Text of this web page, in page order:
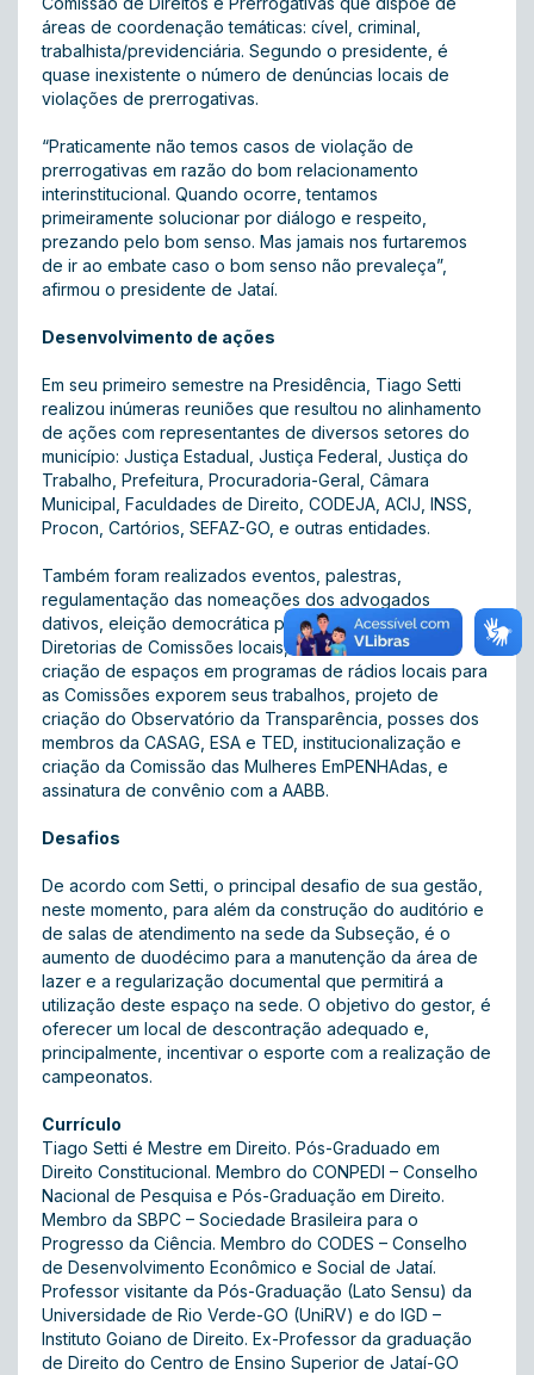
áreas de coordenação temáticas: cível, criminal,
trabalhista/previdenciária. Segundo o presidente, é
quase inexistente o número de denúncias locais de
violações de prerrogativas.
“Praticamente não temos casos de violação de
prerrogativas em razão do bom relacionamento
interinstitucional. Quando ocorre, tentamos
primeiramente solucionar por diálogo e respeito,
prezando pelo bom senso. Mas jamais nos furtaremos
de ir ao embate caso o bom senso não prevaleça”,
afirmou o presidente de Jataí.
Desenvolvimento de ações
Em seu primeiro semestre na Presidência, Tiago Setti
realizou inúmeras reuniões que resultou no alinhamento
de ações com representantes de diversos setores do
município: Justiça Estadual, Justiça Federal, Justiça do
Trabalho, Prefeitura, Procuradoria-Geral, Câmara
Municipal, Faculdades de Direito, CODEJA, ACIJ, INSS,
Procon, Cartórios, SEFAZ-GO, e outras entidades.
Também foram realizados eventos, palestras,
regulamentação das nomeações dos advogados
dativos, eleição democrática para os cargos de
Diretorias de Comissões locais, restabelecimento e
criação de espaços em programas de rádios locais para
as Comissões exporem seus trabalhos, projeto de
criação do Observatório da Transparência, posses dos
membros da CASAG, ESA e TED, institucionalização e
criação da Comissão das Mulheres EmPENHAdas, e
assinatura de convênio com a AABB.
Desafios
De acordo com Setti, o principal desafio de sua gestão,
neste momento, para além da construção do auditório e
de salas de atendimento na sede da Subseção, é o
aumento de duodécimo para a manutenção da área de
lazer e a regularização documental que permitirá a
utilização deste espaço na sede. O objetivo do gestor, é
oferecer um local de descontração adequado e,
principalmente, incentivar o esporte com a realização de
campeonatos.
Currículo
Tiago Setti é Mestre em Direito. Pós-Graduado em
Direito Constitucional. Membro do CONPEDI – Conselho
Nacional de Pesquisa e Pós-Graduação em Direito.
Membro da SBPC – Sociedade Brasileira para o
Progresso da Ciência. Membro do CODES – Conselho
de Desenvolvimento Econômico e Social de Jataí.
Professor visitante da Pós-Graduação (Lato Sensu) da
Universidade de Rio Verde-GO (UniRV) e do IGD –
Instituto Goiano de Direito. Ex-Professor da graduação
de Direito do Centro de Ensino Superior de Jataí-GO